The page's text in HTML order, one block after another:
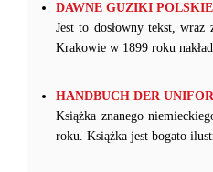
DAWNE GUZIKI
Jest to dosłowny tekst,
Krakowie w 1899 roku
HANDBUCH DER
Książka znanego
roku. Książka jest bogato